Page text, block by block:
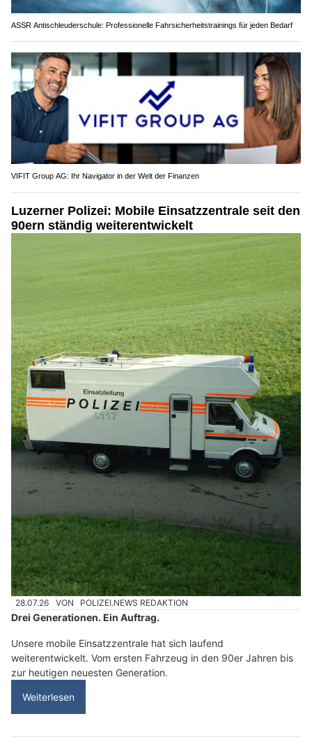
ASSR Antischleuderschule: Professionelle Fahrsicherheitstrainings für jeden Bedarf
VIFIT Group AG: Ihr Navigator in der Welt der Finanzen
Luzerner Polizei: Mobile Einsatzzentrale seit den
90ern ständig weiterentwickelt
28.07.26 VON POLIZEI.NEWS REDAKTION
Drei Generationen. Ein Auftrag.
Unsere mobile Einsatzzentrale hat sich laufend
weiterentwickelt. Vom ersten Fahrzeug in den 90er Jahren bis
zur heutigen neuesten Generation.
Weiterlesen